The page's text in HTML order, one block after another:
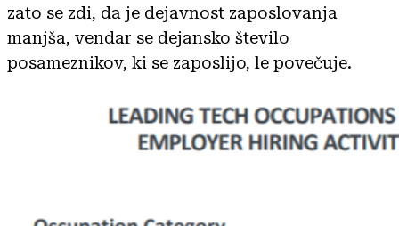
zato se zdi, da je dejavnost zaposlovanja
manjša, vendar se dejansko število
posameznikov, ki se zaposlijo, le povečuje.